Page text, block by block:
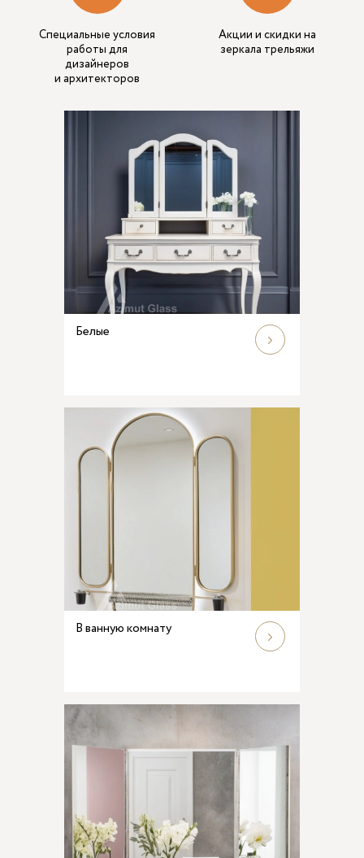
Специальные условия
работы для
дизайнеров
и архитекторов
Акции и скидки на
зеркала трельяжи
Белые
В ванную комнату